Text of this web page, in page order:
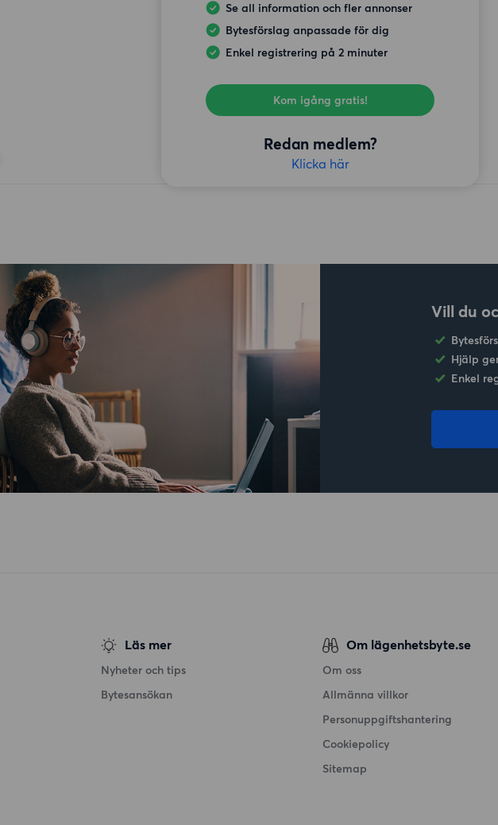
Se all information och fler annonser
Bytesförslag anpassade för dig
Enkel registrering på 2 minuter
Kom igång gratis!
Redan medlem?
Klicka här
Vill du
Hjälp
Enkel
Läs mer
Nyheter och tips
Bytesansökan
Om lägenhetsbyte.se
Om oss
Allmänna villkor
Personuppgiftshantering
Cookiepolicy
Sitemap